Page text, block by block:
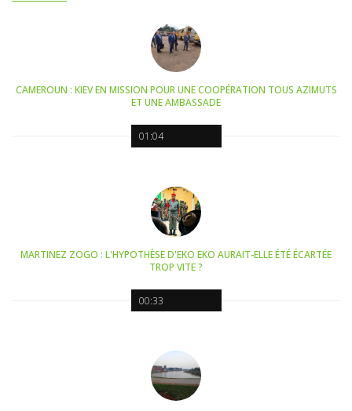
01:04
CAMEROUN : KIEV EN MISSION POUR UNE COOPÉRATION TOUS AZIMUTS
ET UNE AMBASSADE
00:33
MARTINEZ ZOGO : L'HYPOTHÈSE D'EKO EKO AURAIT-ELLE ÉTÉ ÉCARTÉE
TROP VITE ?